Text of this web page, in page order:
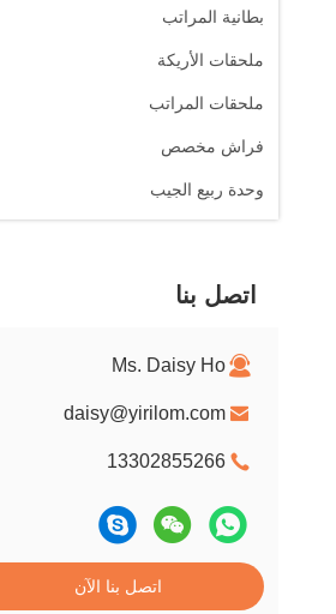
بطانية المراتب
ملحقات الأريكة
ملحقات المراتب
فراش مخصص
وحدة ربيع الجيب
اتصل بنا
Ms. Daisy Ho
daisy@yirilom.com
13302855266
اتصل بنا الآن